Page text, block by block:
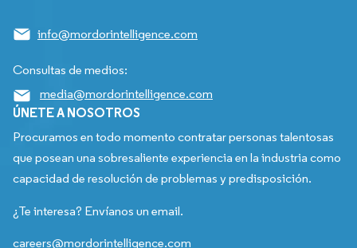
info@mordorintelligence.com
Consultas de medios:
media@mordorintelligence.com
ÚNETE A NOSOTROS
Procuramos en todo momento contratar personas talentosas
que posean una sobresaliente experiencia en la industria como
capacidad de resolución de problemas y predisposición.
¿Te interesa? Envíanos un email.
careers@mordorintelligence.com